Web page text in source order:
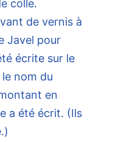
colle.
de vernis à
Javel pour
écrite sur le
nom du
en
a été écrit. (Ils